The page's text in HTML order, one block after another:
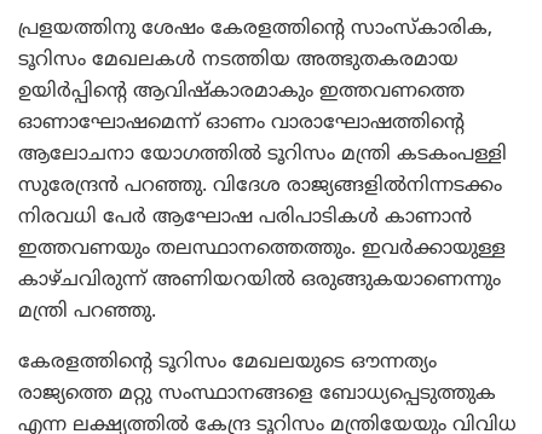
പ്രളയത്തിനു ശേഷം കേരളത്തിന്റെ സാംസ്‌കാരിക,
ടൂറിസം മേഖലകള്‍ നടത്തിയ അത്ഭുതകരമായ
ഉയിര്‍പ്പിന്റെ ആവിഷ്‌കാരമാകും ഇത്തവണത്തെ
ഓണാഘോഷമെന്ന് ഓണം വാരാഘോഷത്തിന്റെ
ആലോചനാ യോഗത്തില്‍ ടൂറിസം മന്ത്രി കടകംപള്ളി
സുരേന്ദ്രന്‍ പറഞ്ഞു. വിദേശ രാജ്യങ്ങളില്‍നിന്നടക്കം
നിരവധി പേര്‍ ആഘോഷ പരിപാടികള്‍ കാണാന്‍
ഇത്തവണയും തലസ്ഥാനത്തെത്തും. ഇവര്‍ക്കായുള്ള
കാഴ്ചവിരുന്ന് അണിയറയില്‍ ഒരുങ്ങുകയാണെന്നും
മന്ത്രി പറഞ്ഞു.
കേരളത്തിന്റെ ടൂറിസം മേഖലയുടെ ഔന്നത്യം
രാജ്യത്തെ മറ്റു സംസ്ഥാനങ്ങളെ ബോധ്യപ്പെടുത്തുക
എന്ന ലക്ഷ്യത്തില്‍ കേന്ദ്ര ടൂറിസം മന്ത്രിയേയും വിവിധ